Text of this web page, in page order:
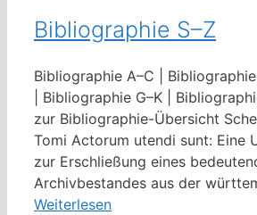
Bibliographie S–Z
Bibliographie A–C |
| Bibliographie G–K |
zur Bibliographie-Übersicht
Tomi Actorum utendi sunt: Eine
zur Erschließung eines
Archivbestandes aus der
Weiterlesen